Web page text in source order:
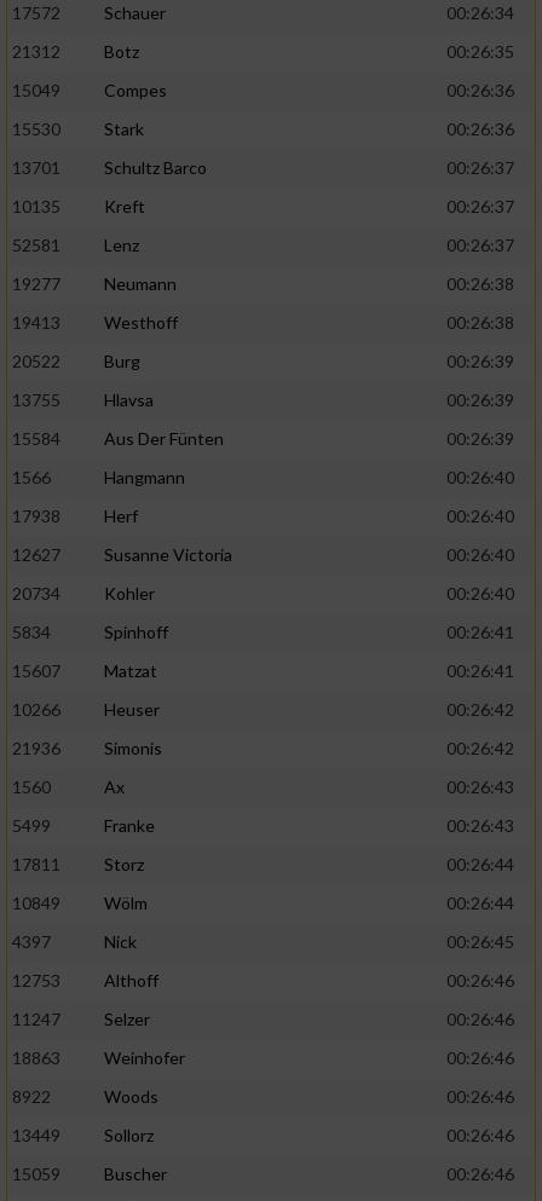
17572 Schauer
00:26:34
21312
Botz
00:26:35
15049
Compes
00:26:36
15530
Stark
00:26:36
13701
Schultz Barco
00:26:37
10135
Kreft
00:26:37
52581
Lenz
00:26:37
19277
Neumann
00:26:38
19413
Westhoff
00:26:38
20522
Burg
00:26:39
13755
Hlavsa
00:26:39
15584
Aus Der Fünten
00:26:39
1566
Hangmann
00:26:40
17938
Herf
00:26:40
12627
Susanne Victoria
00:26:40
20734
Kohler
00:26:40
5834
Spinhoff
00:26:41
15607
Matzat
00:26:41
10266
Heuser
00:26:42
21936
Simonis
00:26:42
1560
Ax
00:26:43
5499
Franke
00:26:43
17811
Storz
00:26:44
10849
Wölm
00:26:44
4397
Nick
00:26:45
12753
Althoff
00:26:46
11247
Selzer
00:26:46
18863
Weinhofer
00:26:46
8922
Woods
00:26:46
13449
Sollorz
00:26:46
15059
Buscher
00:26:46